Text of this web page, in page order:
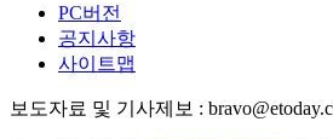
PC버전
공지사항
사이트맵
보도자료 및 기사제보 :